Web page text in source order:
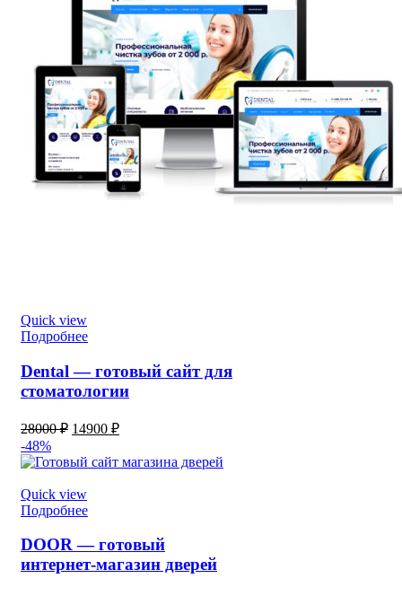
Quick view
Подробнее
Dental — готовый сайт для
стоматологии
28000₽ 14900 ₽
-48%
Quick view
Подробнее
DOOR — готовый
интернет-магазин дверей